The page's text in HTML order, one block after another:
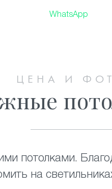
WhatsApp
ЦЕНА И
потолками.
на